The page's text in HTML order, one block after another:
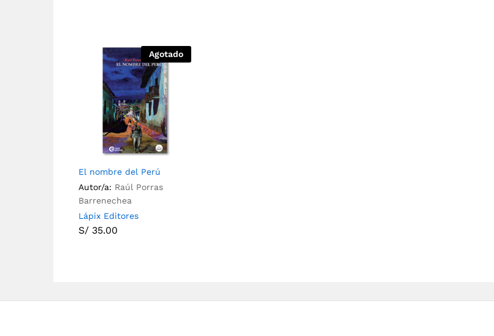
Agotado
El nombre del Perú
Autor/a: Raúl Porras
Barrenechea
Lápix Editores
S/ 35.00